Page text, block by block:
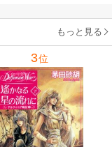
もっと見る
3位